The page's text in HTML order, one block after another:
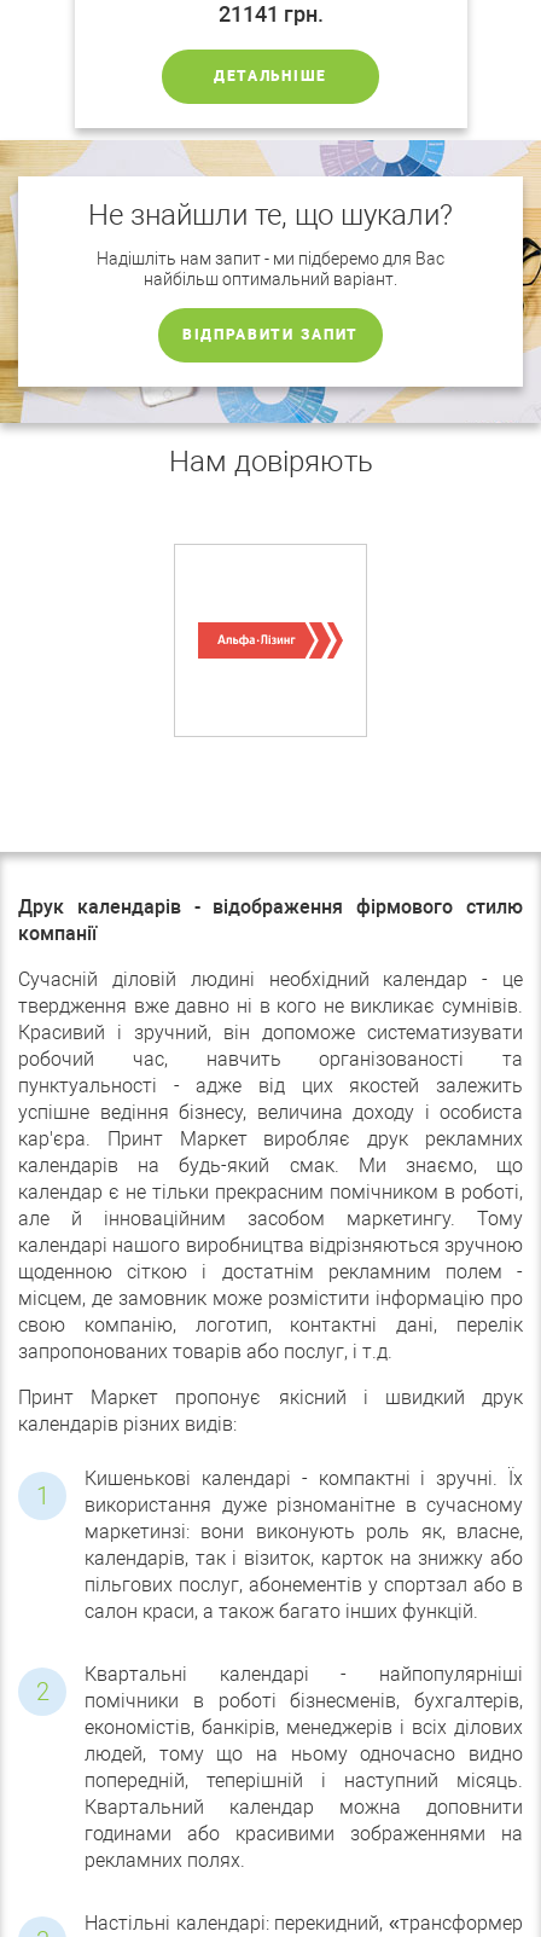
21141 грн.
ДЕТАЛЬНІШЕ
Не знайшли те, що шукали?
Надішліть нам запит - ми підберемо для Вас
найбільш оптимальний варіант.
ВІДПРАВИТИ ЗАПИТ
Нам довіряють
Друк календарів - відображення фірмового стилю
компанії
Сучасній діловій людині необхідний календар - це
твердження вже давно ні в кого не викликає сумнівів.
Красивий і зручний, він допоможе систематизувати
робочий час, навчить організованості та
пунктуальності - адже від цих якостей залежить
успішне ведіння бізнесу, величина доходу і особиста
кар'єра. Принт Маркет виробляє друк рекламних
календарів на будь-який смак. Ми знаємо, що
календар є не тільки прекрасним помічником в роботі,
але й інноваційним засобом маркетингу. Тому
календарі нашого виробництва відрізняються зручною
щоденною сіткою і достатнім рекламним полем -
місцем, де замовник може розмістити інформацію про
свою компанію, логотип, контактні дані, перелік
запропонованих товарів або послуг, і т.д.
Принт Маркет пропонує якісний і швидкий друк
календарів різних видів:
Кишенькові календарі - компактні і зручні. Їх
використання дуже різноманітне в сучасному
маркетинзі: вони виконують роль як, власне,
календарів, так і візиток, карток на знижку або
пільгових послуг, абонементів у спортзал або в
салон краси, а також багато інших функцій.
Квартальні календарі - найпопулярніші
помічники в роботі бізнесменів, бухгалтерів,
економістів, банкірів, менеджерів і всіх ділових
людей, тому що на ньому одночасно видно
попередній, теперішній і наступний місяць.
Квартальний календар можна доповнити
годинами або красивими зображеннями на
рекламних полях.
Настільні календарі: перекидний, «трансформер